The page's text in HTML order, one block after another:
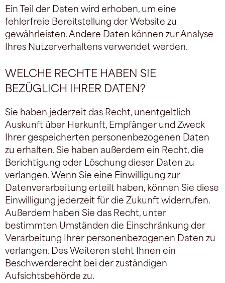
Ein Teil der Daten wird erhoben, um eine
fehlerfreie Bereitstellung der Website zu
gewährleisten. Andere Daten können zur Analyse
Ihres Nutzerverhaltens verwendet werden.
WELCHE RECHTE HABEN SIE
BEZÜGLICH IHRER DATEN?
Sie haben jederzeit das Recht, unentgeltlich
Auskunft über Herkunft, Empfänger und Zweck
Ihrer gespeicherten personenbezogenen Daten
zu erhalten. Sie haben außerdem ein Recht, die
Berichtigung oder Löschung dieser Daten zu
verlangen. Wenn Sie eine Einwilligung zur
Datenverarbeitung erteilt haben, können Sie diese
Einwilligung jederzeit für die Zukunft widerrufen.
Außerdem haben Sie das Recht, unter
bestimmten Umständen die Einschränkung der
Verarbeitung Ihrer personenbezogenen Daten zu
verlangen. Des Weiteren steht Ihnen ein
Beschwerderecht bei der zuständigen
Aufsichtsbehörde zu.